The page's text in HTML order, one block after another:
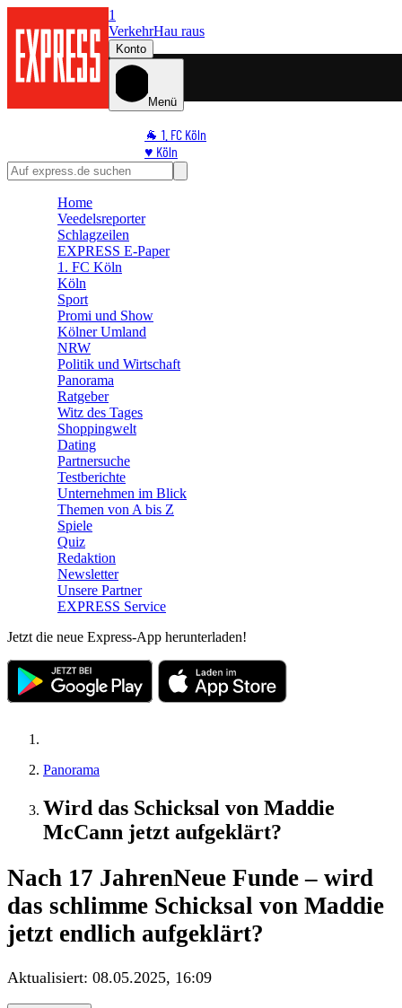
1
VerkehrHau raus
Konto
Menü
🐐 1. FC Köln
♥️ Köln
⭐ Promi
🛒 Shoppingwelt
Home
Veedelsreporter
Schlagzeilen
EXPRESS E-Paper
1. FC Köln
Köln
Sport
Promi und Show
Kölner Umland
NRW
Politik und Wirtschaft
Panorama
Ratgeber
Witz des Tages
Shoppingwelt
Dating
Partnersuche
Testberichte
Unternehmen im Blick
Themen von A bis Z
Spiele
Quiz
Redaktion
Newsletter
Unsere Partner
EXPRESS Service
Jetzt die neue Express-App herunterladen!
Panorama
Wird das Schicksal von Maddie
McCann jetzt aufgeklärt?
Nach 17 JahrenNeue Funde – wird
das schlimme Schicksal von Maddie
jetzt endlich aufgeklärt?
Aktualisiert: 08.05.2025, 16:09